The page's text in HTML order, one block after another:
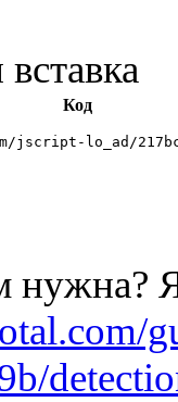
Код
jscript-lo_ad/
нужна?